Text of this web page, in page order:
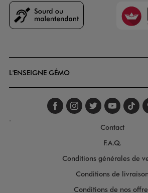
Faciliti
L'ENSEIGNE GÉMO
Suivez-nous
Suivez-
.
Contact
F.A.Q.
Conditions générales de
Conditions de
Conditions de nos